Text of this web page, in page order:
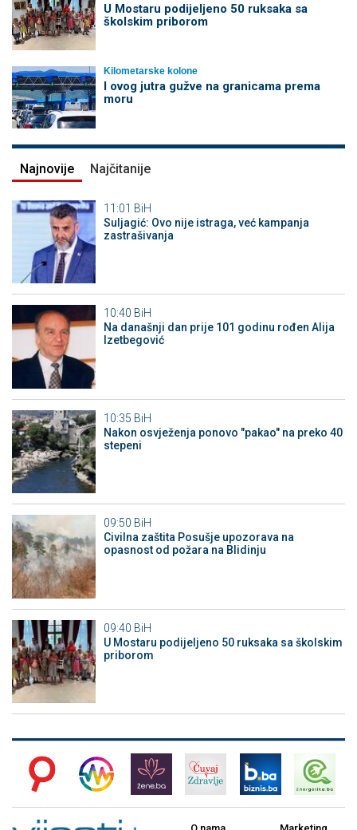
U Mostaru podijeljeno 50 ruksaka sa
školskim priborom
Kilometarske kolone
I ovog jutra gužve na granicama prema
moru
Najnovije Najčitanije
11:01 BiH
Suljagić: Ovo nije istraga, već kampanja
zastrašivanja
10:40 BiH
Na današnji dan prije 101 godinu rođen Alija
Izetbegović
10:35 BiH
Nakon osvježenja ponovo "pakao" na preko 40
stepeni
09:50 BiH
Civilna zaštita Posušje upozorava na
opasnost od požara na Blidinju
09:40 BiH
U Mostaru podijeljeno 50 ruksaka sa školskim
priborom